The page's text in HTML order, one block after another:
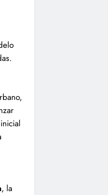
, la